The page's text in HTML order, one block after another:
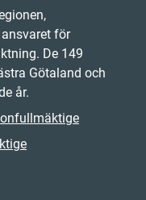
för
De 149
Götaland och
år.